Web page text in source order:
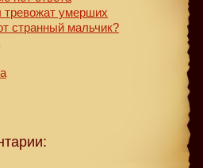
умерших
странный мальчик?